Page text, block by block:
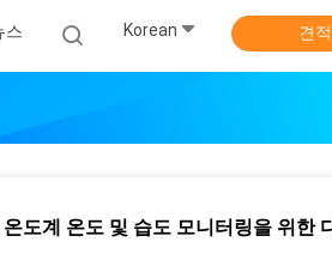
스 Korean 견
도계 온도 및 습도 모니터링을 위한